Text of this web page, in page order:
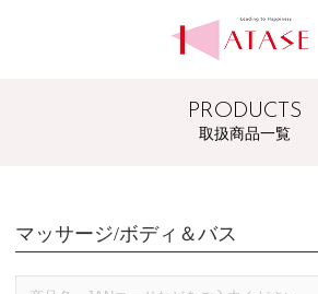
PRODUCTS
取扱商品一覧
マッサージ/ボディ＆バス